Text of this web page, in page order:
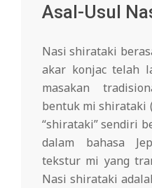
Asal-Usul
Nasi shirataki
akar konjac telah
masakan
bentuk mi shirataki
“shirataki” sendiri
dalam bahasa
tekstur mi yang
Nasi shirataki